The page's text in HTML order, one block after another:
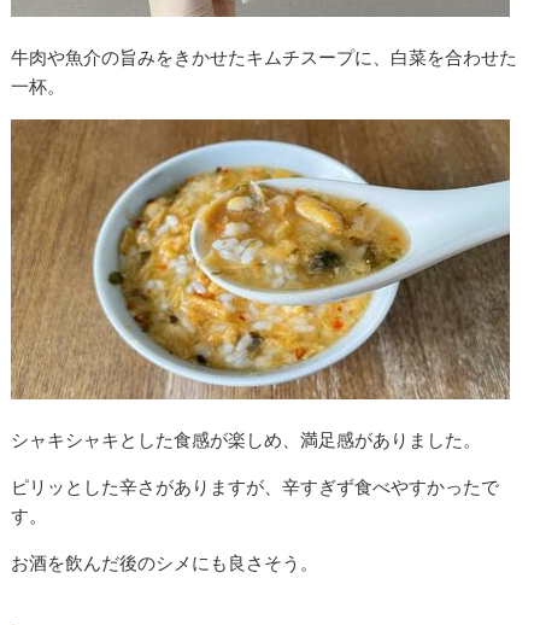
牛肉や魚介の旨みをきかせたキムチスープに、白菜を合わせた
一杯。
シャキシャキとした食感が楽しめ、満足感がありました。
ピリッとした辛さがありますが、辛すぎず食べやすかったで
す。
お酒を飲んだ後のシメにも良さそう。